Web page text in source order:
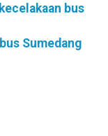
bus
Sumedang